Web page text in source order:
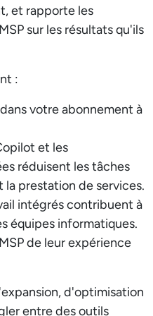
et rapporte les
sur les résultats qu'ils
:
votre abonnement à
et les
réduisent les tâches
prestation de services.
intégrés contribuent à
équipes informatiques.
de leur expérience
d'optimisation
entre des outils